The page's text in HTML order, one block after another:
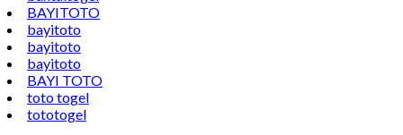
BAYITOTO
bayitoto
bayitoto
bayitoto
BAYI TOTO
toto togel
tototogel